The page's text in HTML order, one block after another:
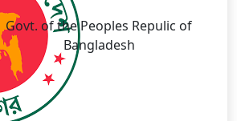
Govt. of the Peoples Repulic of
Bangladesh